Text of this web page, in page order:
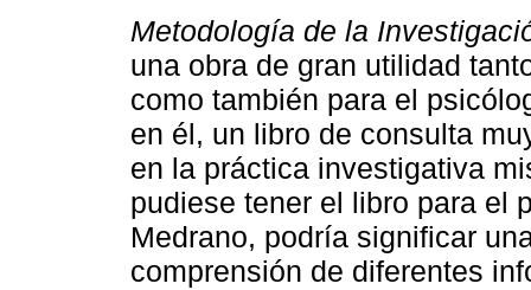
Metodología de la
una obra de gran utilidad
como también para el
en él, un libro de consulta
en la práctica investigativa
pudiese tener el libro para el
Medrano, podría significar
comprensión de diferentes